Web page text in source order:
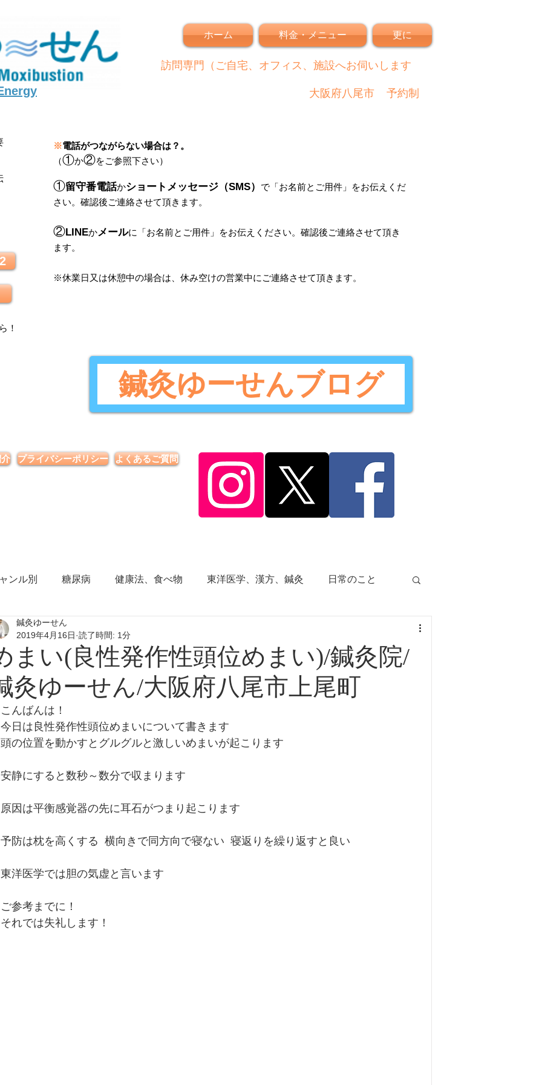
ホーム 料金・メニュー 更に
訪問専門（ご自宅、オフィス、施設へお伺いします
大阪府八尾市 予約制
！
※電話がつながらない場合は？。
（①か②をご参照下さい）
①留守番電話かショートメッセージ（SMS） で 「お名前とご用件 」
をお伝えくだ
さい。 確認後ご連絡させて頂きます。
②LINEかメールに 「お名前とご用件 」 をお伝えください。 確認後ご連絡させて頂き
ます。
​※休業日又は休憩中の場合は、休み空けの営業中にご連絡させて頂きます。
鍼灸ゆーせんブログ
プライバシーポリシー よくあるご質問
ンル別 糖尿病 健康法、食べ物 東洋医学、漢方、鍼灸 日常のこと
東洋思想
血圧の症状 頭部の症状 頭痛 夜間尿 小児の症状
睡眠障害、不眠症 花粉症(アレルギー性鼻炎）
耳鳴り、難聴 更年期障害 肩こり
呼吸器の症状、過呼吸、過換気症候群
リウマチ
まい(良性発作性頭位めまい)/鍼灸院/
灸ゆーせん/大阪府八尾市上尾町
鍼灸ゆーせん
2019年4月16日 読了時間: 1分
こんばんは！
今日は良性発作性頭位めまいについて書きます
頭の位置を動かすとグルグルと激しいめまいが起こります
安静にすると数秒～数分で収まります
原因は平衡感覚器の先に耳石がつまり起こります
予防は枕を高くする  横向きで同方向で寝ない  寝返りを繰り返すと良い
東洋医学では胆の気虚と言います
ご参考までに！
それでは失礼します！